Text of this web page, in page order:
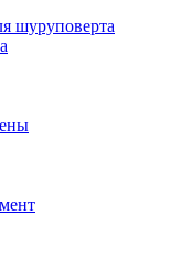
шуруповерта